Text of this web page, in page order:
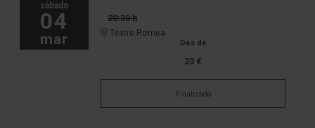
sábado
04
mar
20:30 h
Teatre Romea
Des de
23 €
Finalizado